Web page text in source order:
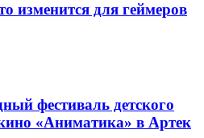
изменится для геймеров
фестиваль детского
«Аниматика» в Артек